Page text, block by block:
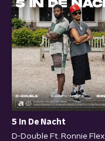
5 In De Nacht
D-Double Ft. Ronnie Flex